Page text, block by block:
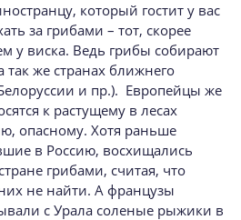
который гостит у вас
за грибами – тот, скорее
у виска. Ведь грибы собирают
же странах ближнего
и пр.). Европейцы же
к растущему в лесах
опасному. Хотя раньше
в Россию, восхищались
грибами, считая, что
не найти. А французы
с Урала соленые рыжики в